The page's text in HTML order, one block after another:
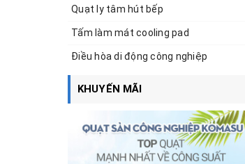
Quạt ly tâm hút bếp
Tấm làm mát cooling pad
Điều hòa di động công nghiệp
KHUYẾN MÃI